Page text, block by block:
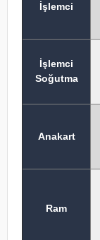
İşlemci
İşlemci
Soğutma
Anakart
Ram